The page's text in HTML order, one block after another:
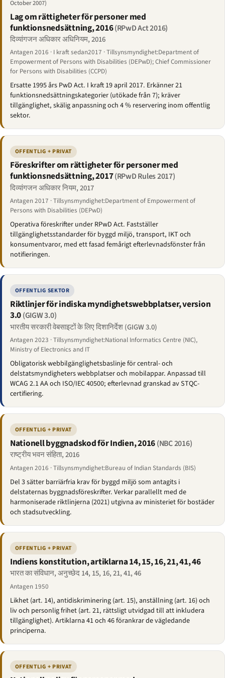
October 2007)
Lag om rättigheter för personer med
funktionsnedsättning, 2016(RPwD Act 2016)
दिव्यांगजन अधिकार अधिनियम, 2016
Antagen 2016 · I kraft sedan2017 · Tillsynsmyndighet:Department of
Empowerment of Persons with Disabilities (DEPwD); Chief Commissioner
for Persons with Disabilities (CCPD)
Ersatte 1995 års PwD Act. I kraft 19 april 2017. Erkänner 21
funktionsnedsättningskategorier (utökade från 7); kräver
tillgänglighet, skälig anpassning och 4 % reservering inom offentlig
sektor.
OFFENTLIG + PRIVAT
Föreskrifter om rättigheter för personer med
funktionsnedsättning, 2017(RPwD Rules 2017)
दिव्यांगजन अधिकार नियम, 2017
Antagen 2017 · Tillsynsmyndighet:Department of Empowerment of
Persons with Disabilities (DEPwD)
Operativa föreskrifter under RPwD Act. Fastställer
tillgänglighetsstandarder för byggd miljö, transport, IKT och
konsumentvaror, med ett fasad femårigt efterlevnadsfönster från
notifieringen.
OFFENTLIG SEKTOR
Riktlinjer för indiska myndighetswebbplatser, version
3.0(GIGW 3.0)
भारतीय सरकारी वेबसाइटों के लिए दिशानिर्देश (GIGW 3.0)
Antagen 2023 · Tillsynsmyndighet:National Informatics Centre (NIC),
Ministry of Electronics and IT
Obligatorisk webbilgänglighetsbaslinje för central- och
delstatsmyndigheters webbplatser och mobilappar. Anpassad till
WCAG 2.1 AA och ISO/IEC 40500; efterlevnad granskad av STQC-
certifiering.
OFFENTLIG + PRIVAT
Nationell byggnadskod för Indien, 2016(NBC 2016)
राष्ट्रीय भवन संहिता, 2016
Antagen 2016 · Tillsynsmyndighet:Bureau of Indian Standards (BIS)
Del 3 sätter barriärfria krav för byggd miljö som antagits i
delstaternas byggnadsföreskrifter. Verkar parallellt med de
harmoniserade riktlinjerna (2021) utgivna av ministeriet för bostäder
och stadsutveckling.
OFFENTLIG + PRIVAT
Indiens konstitution, artiklarna 14, 15, 16, 21, 41, 46
भारत का संविधान, अनुच्छेद 14, 15, 16, 21, 41, 46
Antagen 1950
Likhet (art. 14), antidiskriminering (art. 15), anställning (art. 16) och
liv och personlig frihet (art. 21, rättsligt utvidgad till att inkludera
tillgänglighet). Artiklarna 41 och 46 förankrar de vägledande
principerna.
OFFENTLIG + PRIVAT